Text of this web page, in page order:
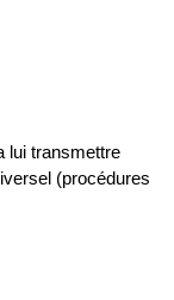
lui transmettre
(procédures